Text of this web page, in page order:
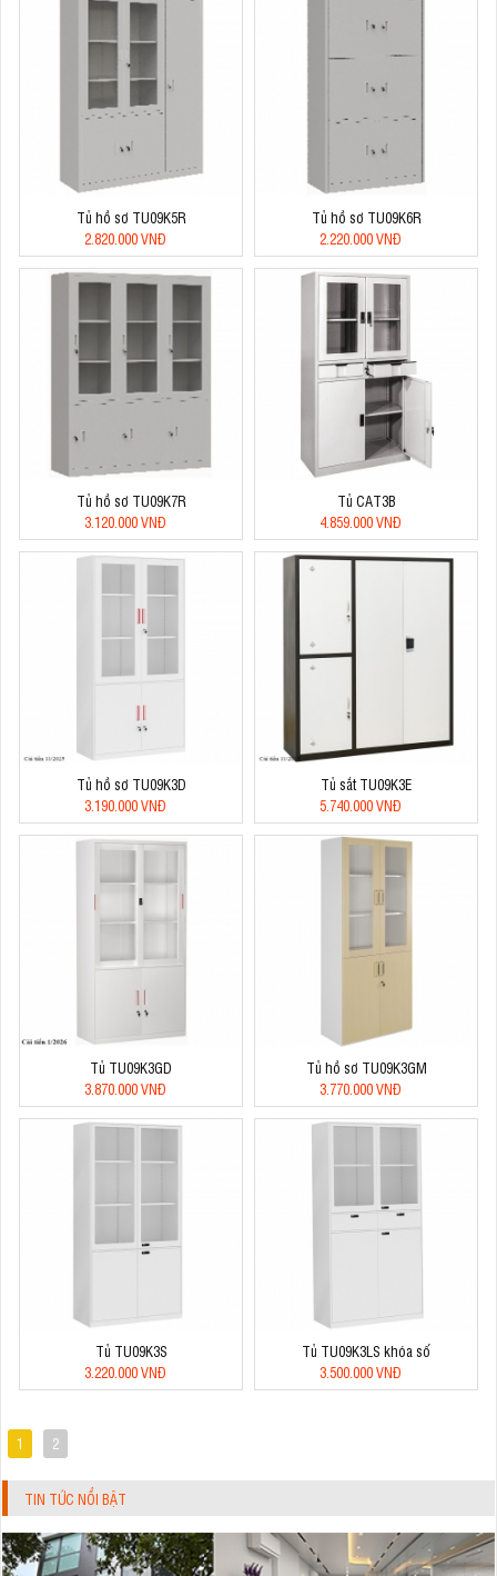
Tủ hồ sơ TU09K5R
2.820.000 VNĐ
Tủ hồ sơ TU09K6R
2.220.000 VNĐ
Tủ hồ sơ TU09K7R
3.120.000 VNĐ
Tủ CAT3B
4.859.000 VNĐ
Tủ hồ sơ TU09K3D
3.190.000 VNĐ
Tủ sắt TU09K3E
5.740.000 VNĐ
Tủ TU09K3GD
3.870.000 VNĐ
Tủ hồ sơ TU09K3GM
3.770.000 VNĐ
Tủ TU09K3S
3.220.000 VNĐ
Tủ TU09K3LS khóa số
3.500.000 VNĐ
1 2
TIN TỨC NỔI BẬT